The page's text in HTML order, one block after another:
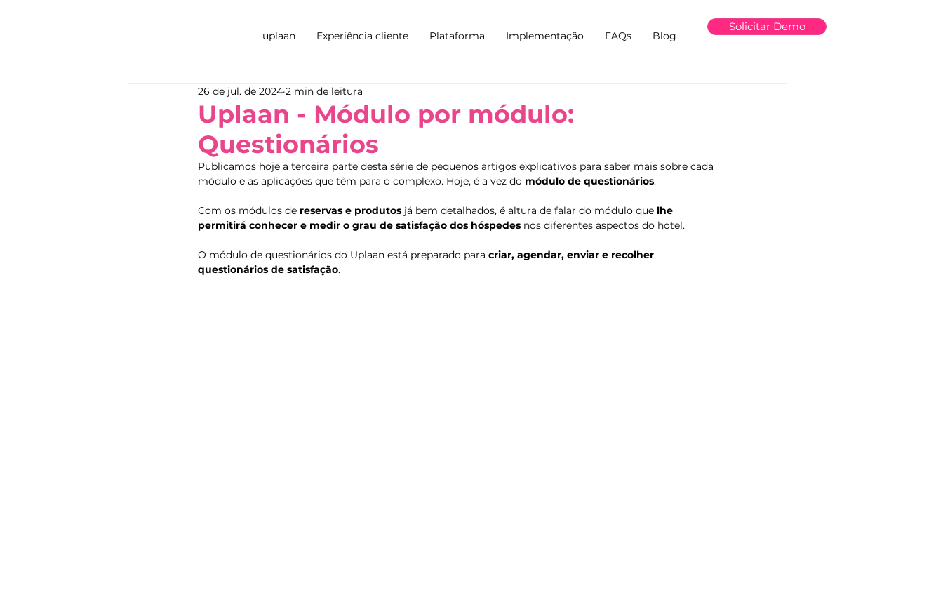
uplaan Experiência cliente Plataforma Implementação FAQs Blog
Solicitar Demo
Uplaan - Módulo por módulo:
Questionários
26 de jul. de 2024 2 min de leitura
Publicamos hoje a terceira parte desta série de pequenos artigos explicativos para saber mais sobre cada
módulo e as aplicações que têm para o complexo. Hoje, é a vez do módulo de questionários.
Com os módulos de reservas e produtos já bem detalhados, é altura de falar do módulo que lhe
permitirá conhecer e medir o grau de satisfação dos hóspedes nos diferentes aspectos do hotel.
O módulo de questionários do Uplaan está preparado para criar, agendar, enviar e recolher
questionários de satisfação.